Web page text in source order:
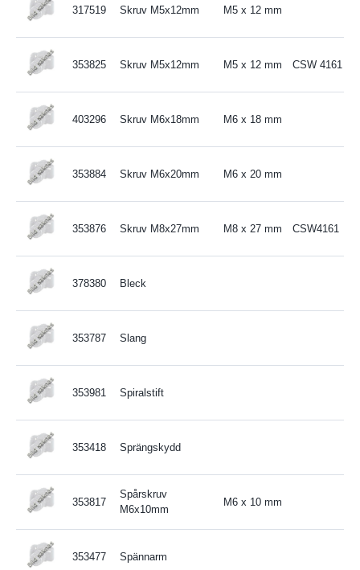
317519 Skruv M5x12mm M5 x 12 mm
353825 Skruv M5x12mm M5 x 12 mm CSW 4161
403296 Skruv M6x18mm M6 x 18 mm
353884 Skruv M6x20mm M6 x 20 mm
353876 Skruv M8x27mm M8 x 27 mm CSW4161
378380 Bleck
353787 Slang
353981 Spiralstift
353418 Sprängskydd
353817
Spårskruv
M6x10mm
M6 x 10 mm
353477 Spännarm